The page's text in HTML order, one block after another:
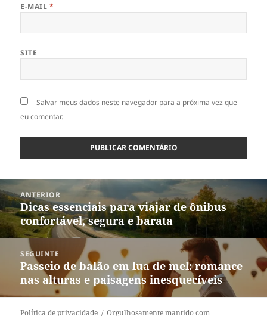
E-MAIL *
SITE
Salvar meus dados neste navegador para a próxima vez que
eu comentar.
Navegação
de
Post
ANTERIOR
Post
anterior:
Dicas essenciais para viajar de ônibus
confortável, segura e barata
SEGUINTE
Próximo
post:
Passeio de balão em lua de mel: romance
nas alturas e paisagens inesquecíveis
Política de privacidade Orgulhosamente mantido com